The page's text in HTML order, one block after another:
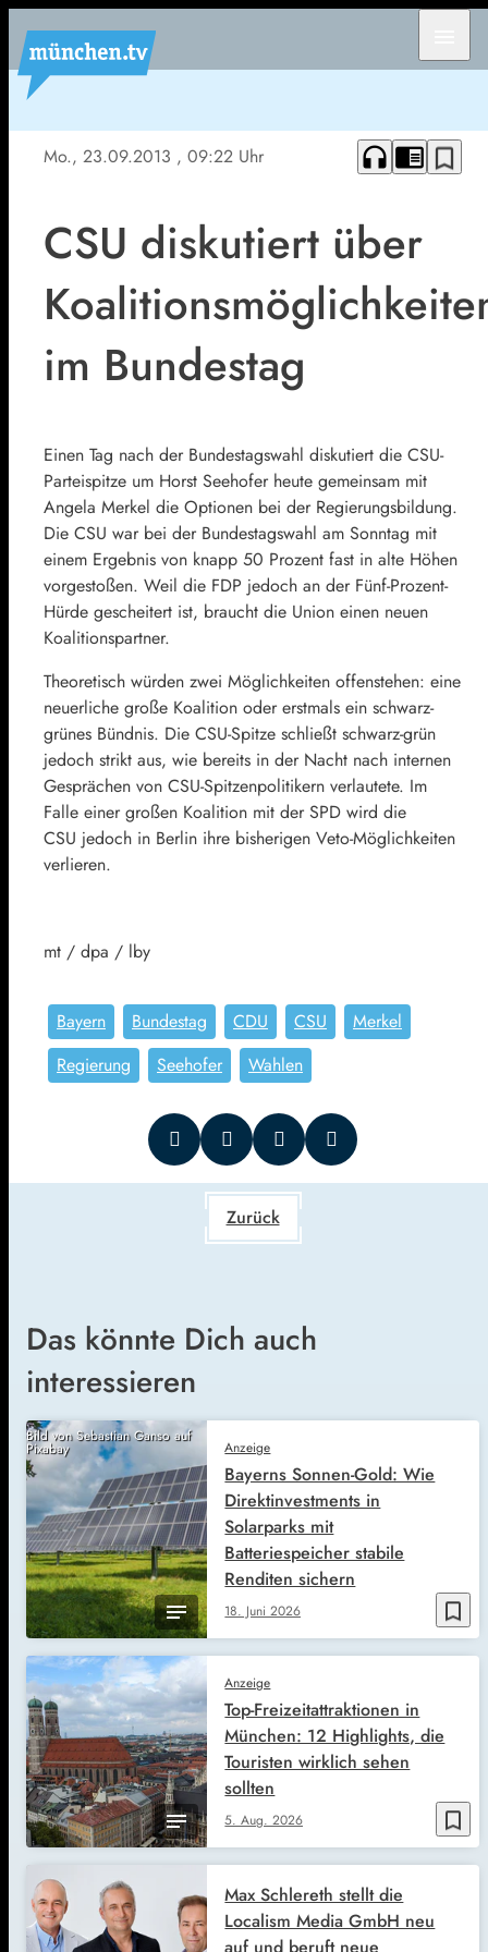
Mo., 23.09.2013 , 09:22 Uhr headphones chrome_reader_mode bookmark_border
CSU diskutiert über
im Bundestag
Einen Tag nach der Bundestagswahl diskutiert die CSU-
Parteispitze um Horst Seehofer heute gemeinsam mit
Angela Merkel die Optionen bei der Regierungsbildung.
Die CSU war bei der Bundestagswahl am Sonntag mit
einem Ergebnis von knapp 50 Prozent fast in alte Höhen
vorgestoßen. Weil die FDP jedoch an der Fünf-Prozent-
Hürde gescheitert ist, braucht die Union einen neuen
Koalitionspartner.
Theoretisch würden zwei Möglichkeiten offenstehen: eine
neuerliche große Koalition oder erstmals ein schwarz-
grünes Bündnis. Die CSU-Spitze schließt schwarz-grün
jedoch strikt aus, wie bereits in der Nacht nach internen
Gesprächen von CSU-Spitzenpolitikern verlautete. Im
Falle einer großen Koalition mit der SPD wird die
CSU jedoch in Berlin ihre bisherigen Veto-Möglichkeiten
verlieren.
mt / dpa / lby
Bayern Bundestag CDU CSU
Merkel
Regierung
Seehofer Wahlen
Zurück
Das könnte Dich auch
interessieren
Bild von Sebastian Ganso auf
Pixabay
bookmark_border
Anzeige
18. Juni 2026
Bayerns Sonnen-Gold: Wie
Direktinvestments in
Solarparks mit
Batteriespeicher stabile
Renditen sichern
bookmark_border
Anzeige
5. Aug. 2026
Top-Freizeitattraktionen in
München: 12 Highlights, die
Touristen wirklich sehen
sollten
Max Schlereth stellt die
Localism Media GmbH neu
auf und beruft neue